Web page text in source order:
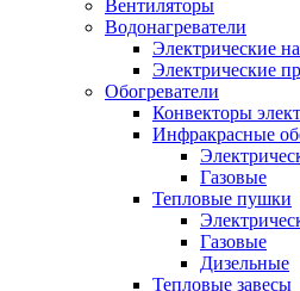
Вентиляторы
Водонагреватели
Электрические
Электрические
Обогреватели
Конвекторы
Инфракрасные
Газовые
Тепловые пушки
Газовые
Дизельные
Тепловые завесы